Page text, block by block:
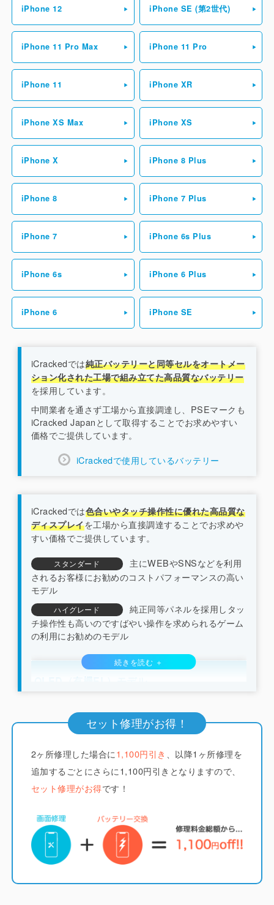
iPhone 12 iPhone SE (第2世代)
iPhone 11 Pro Max iPhone 11 Pro
iPhone 11 iPhone XR
iPhone XS Max iPhone XS
iPhone X iPhone 8 Plus
iPhone 8 iPhone 7 Plus
iPhone 7 iPhone 6s Plus
iPhone 6s iPhone 6 Plus
iPhone 6 iPhone SE
iCrackedでは純正バッテリーと同等セルをオートメー
ション化された工場で組み立てた高品質なバッテリー
を採用しています。
中間業者を通さず工場から直接調達し、PSEマークも
iCracked Japanとして取得することでお求めやすい
価格でご提供しています。
iCrackedで使用しているバッテリー
iCrackedでは色合いやタッチ操作性に優れた高品質な
ディスプレイを工場から直接調達することでお求めや
すい価格でご提供しています。
スタンダード
主にWEBやSNSなどを利用
されるお客様にお勧めのコストパフォーマンスの高い
モデル
ハイグレード
純正同等パネルを採用しタッ
チ操作性も高いのですばやい操作を求められるゲーム
の利用にお勧めのモデル
OLED（有機EL）モデル
iCrackedでは純正と同じくフレキシブルOLED（ソ
フトOLED）のディスプレイを採用しています。他
店ではコストを下げるためにLCD（液晶）やガラス
系素材で作られたハードOLEDが多く使われていま
LCD（液晶）モデル
（iPhone 5~8系/SE系/XR/11）
セット修理がお得！
2ヶ所修理した場合に1,100円引き
、以降1ヶ所修理を
追加するごとにさらに1,100円引きとなりますので、
セット修理がお得です！